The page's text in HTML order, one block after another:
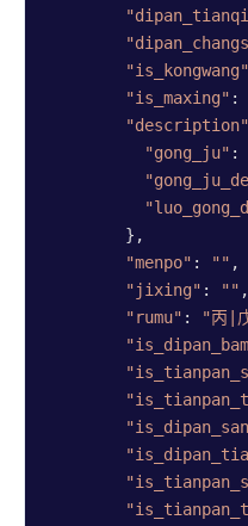
"is_kongwang"
"is_maxing" :
"description"
"gong_ju" :
        },
"menpo" : "" ,
"jixing" : "" ,
"rumu" : "丙|